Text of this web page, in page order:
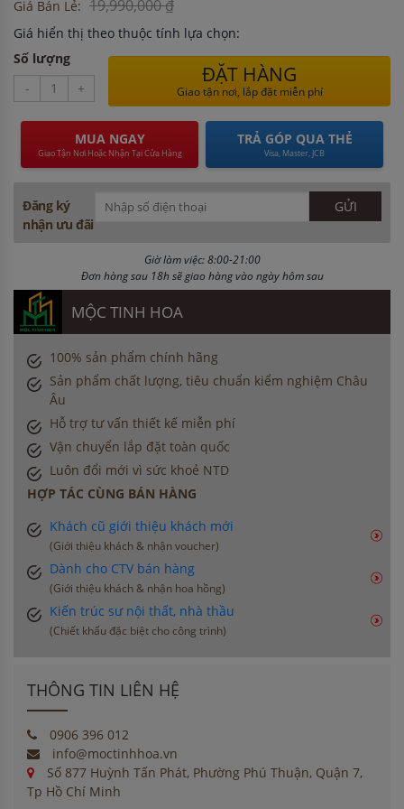
Giá Bán Lẻ: 19,990,000 ₫
Giá hiển thị theo thuộc tính lựa chọn:
Số lượng
-
+
ĐẶT HÀNG
Giao tận nơi, lắp đặt miễn phí
MUA NGAY
Giao Tận Nơi Hoặc Nhận Tại Cửa Hàng
TRẢ GÓP QUA THẺ
Visa, Master, JCB
Đăng ký
nhận ưu đãi
Giờ làm việc: 8:00-21:00
Đơn hàng sau 18h sẽ giao hàng vào ngày hôm sau
MỘC TINH HOA
100% sản phẩm chính hãng
Sản phẩm chất lượng, tiêu chuẩn kiểm nghiệm Châu
Âu
Hỗ trợ tư vấn thiết kế miễn phí
Vận chuyển lắp đặt toàn quốc
Luôn đổi mới vì sức khoẻ NTD
HỢP TÁC CÙNG BÁN HÀNG
Khách cũ giới thiệu khách mới
(Giới thiệu khách & nhận voucher)
Dành cho CTV bán hàng
(Giới thiệu khách & nhận hoa hồng)
Kiến trúc sư nội thất, nhà thầu
(Chiết khấu đặc biệt cho công trình)
THÔNG TIN LIÊN HỆ
0906 396 012
info@moctinhhoa.vn
Số 877 Huỳnh Tấn Phát, Phường Phú Thuận, Quận 7,
Tp Hồ Chí Minh